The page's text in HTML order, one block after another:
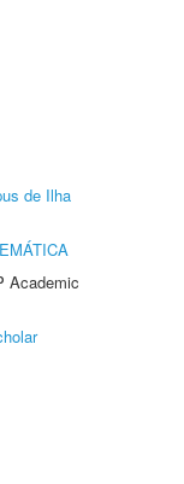
de Ilha
Academic